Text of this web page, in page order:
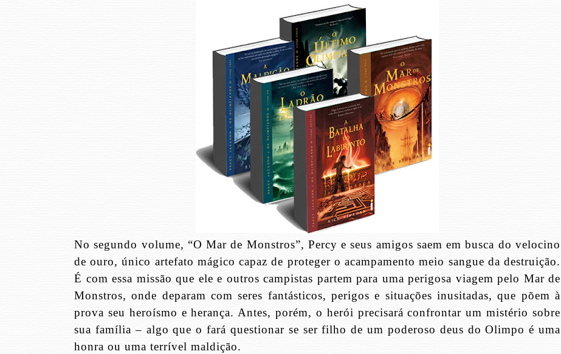
No segundo volume, “O Mar de Monstros”, Percy e seus amigos saem em busca do velocino
de ouro, único artefato mágico capaz de proteger o acampamento meio sangue da destruição.
É com essa missão que ele e outros campistas partem para uma perigosa viagem pelo Mar de
Monstros, onde deparam com seres fantásticos, perigos e situações inusitadas, que põem à
prova seu heroísmo e herança. Antes, porém, o herói precisará confrontar um mistério sobre
sua família – algo que o fará questionar se ser filho de um poderoso deus do Olimpo é uma
honra ou uma terrível maldição.